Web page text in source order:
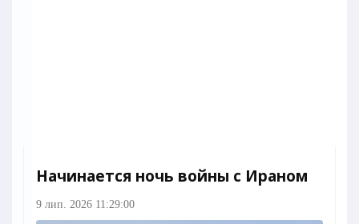
Начинается ночь войны с Ираном
9 лип. 2026 11:29:00